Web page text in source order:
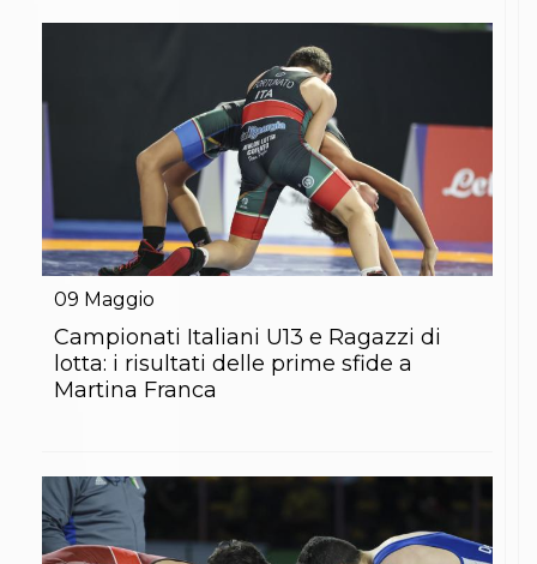
Sportello Fiscale
News
Modulistica
FAQ
Quesiti fiscali
Sostenibilità
Documenti
09 Maggio
Campionati Italiani U13 e Ragazzi di
lotta: i risultati delle prime sfide a
Martina Franca